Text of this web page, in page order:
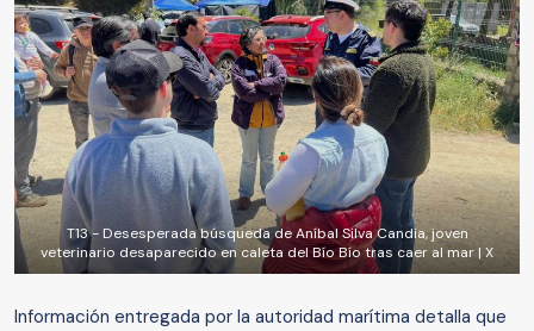
T13 - Desesperada búsqueda de Aníbal Silva Candia, joven
veterinario desaparecido en caleta del Bío Bío tras caer al mar | X
Información entregada por la autoridad marítima detalla que